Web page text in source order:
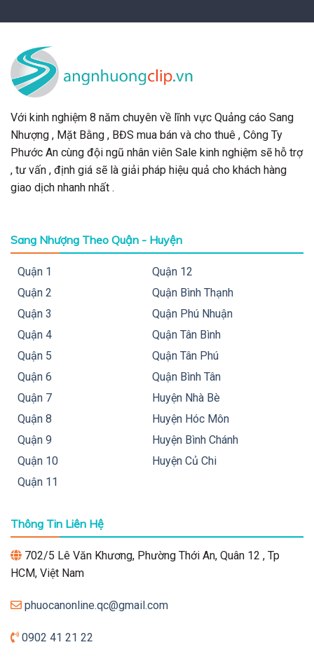
Với kinh nghiệm 8 năm chuyên về lĩnh vực Quảng cáo Sang
Nhượng , Mặt Bằng , BĐS mua bán và cho thuê , Công Ty
Phước An cùng đội ngũ nhân viên Sale kinh nghiệm sẽ hỗ trợ
, tư vấn , định giá sẽ là giải pháp hiệu quả cho khách hàng
giao dịch nhanh nhất .
Sang Nhượng Theo Quận - Huyện
Quận 1
Quận 2
Quận 3
Quận 4
Quận 5
Quận 6
Quận 7
Quận 8
Quận 9
Quận 10
Quận 11
Quận 12
Quận Bình Thạnh
Quận Phú Nhuận
Quận Tân Bình
Quận Tân Phú
Quận Bình Tân
Huyện Nhà Bè
Huyện Hóc Môn
Huyện Bình Chánh
Huyện Củ Chi
Thông Tin Liên Hệ
702/5 Lê Văn Khương, Phường Thới An, Quân 12 , Tp
HCM, Việt Nam
phuocanonline.qc@gmail.com
0902 41 21 22